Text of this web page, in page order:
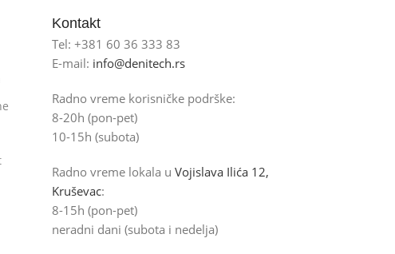
Kontakt
Tel: +381 60 36 333 83
E-mail: info@denitech.rs
Radno vreme korisničke podrške:
8-20h (pon-pet)
10-15h (subota)
Radno vreme lokala u Vojislava Ilića 12,
Kruševac:
8-15h (pon-pet)
neradni dani (subota i nedelja)